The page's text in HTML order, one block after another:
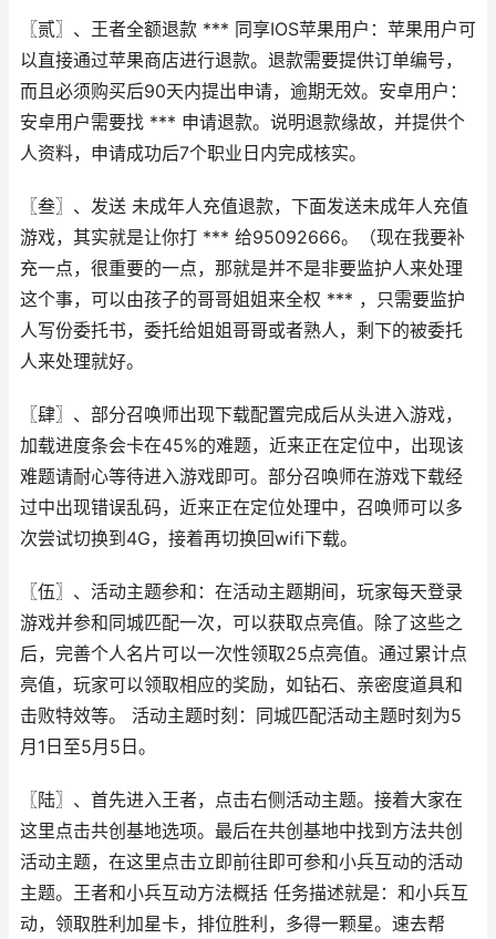
〖贰〗、王者全额退款 *** 同享IOS苹果用户：苹果用户可
以直接通过苹果商店进行退款。退款需要提供订单编号，
而且必须购买后90天内提出申请，逾期无效。安卓用户：
安卓用户需要找 *** 申请退款。说明退款缘故，并提供个
人资料，申请成功后7个职业日内完成核实。
〖叁〗、发送 未成年人充值退款，下面发送未成年人充值
游戏，其实就是让你打 *** 给95092666。（现在我要补
充一点，很重要的一点，那就是并不是非要监护人来处理
这个事，可以由孩子的哥哥姐姐来全权 *** ，只需要监护
人写份委托书，委托给姐姐哥哥或者熟人，剩下的被委托
人来处理就好。
〖肆〗、部分召唤师出现下载配置完成后从头进入游戏，
加载进度条会卡在45%的难题，近来正在定位中，出现该
难题请耐心等待进入游戏即可。部分召唤师在游戏下载经
过中出现错误乱码，近来正在定位处理中，召唤师可以多
次尝试切换到4G，接着再切换回wifi下载。
〖伍〗、活动主题参和：在活动主题期间，玩家每天登录
游戏并参和同城匹配一次，可以获取点亮值。除了这些之
后，完善个人名片可以一次性领取25点亮值。通过累计点
亮值，玩家可以领取相应的奖励，如钻石、亲密度道具和
击败特效等。 活动主题时刻：同城匹配活动主题时刻为5
月1日至5月5日。
〖陆〗、首先进入王者，点击右侧活动主题。接着大家在
这里点击共创基地选项。最后在共创基地中找到方法共创
活动主题，在这里点击立即前往即可参和小兵互动的活动
主题。王者和小兵互动方法概括 任务描述就是：和小兵互
动，领取胜利加星卡，排位胜利，多得一颗星。速去帮